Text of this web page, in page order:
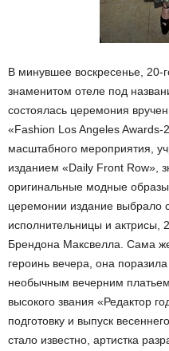
В минувшее воскресенье, 20-
знаменитом отеле под
состоялась церемония
«Fashion Los Angeles Awards-
масштабного мероприятия,
изданием «Daily Front Row»,
оригинальные модные
церемонии издание выбрало
исполнительницы и актрисы,
Брендона Максвелла. Сама
героинь вечера, она
необычным вечерним
высокого звания «Редактор
подготовку и выпуск
стало известно, артистка